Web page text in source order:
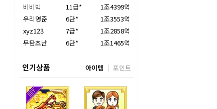
비비빅
11급*
1조4399억
우리영준
6단*
1조3553억
xyz123
7급*
1조2858억
무탄초난
6단* 1조1465억
인기상품 아이템 포인트